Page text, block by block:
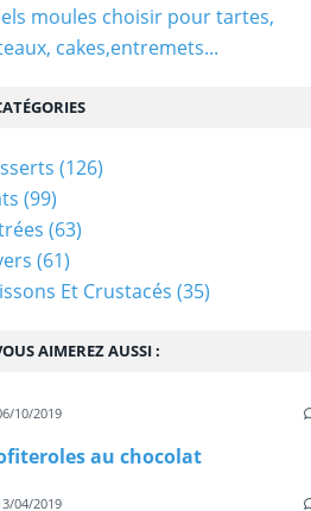
AIMEREZ AUSSI :
10/2019
au chocolat
04/2019
moules choisir pour tartes,
cakes,entremets...
(126)
(99)
(63)
(61)
Et Crustacés (35)